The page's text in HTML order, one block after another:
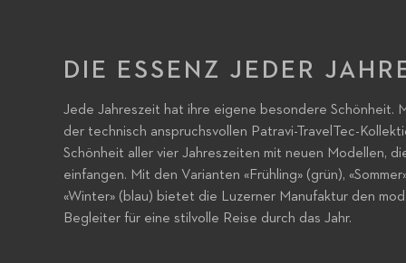
DIE ESSENZ JEDER
Jede Jahreszeit hat ihre eigene besondere Schönheit.
der technisch anspruchsvollen Patravi-TravelTec-
Schönheit aller vier Jahreszeiten mit neuen Modellen,
einfangen. Mit den Varianten «Frühling» (grün),
«Winter» (blau) bietet die Luzerner Manufaktur den
Begleiter für eine stilvolle Reise durch das Jahr.